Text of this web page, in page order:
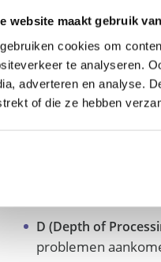
website maakt gebruik
cookies om
te analyseren.
adverteren en analyse.
of die ze hebben
De High
behoefte aan
tegelijkertijd
behoefte aan
DE 4
Om hoogsensitiviteit
herkennen waar
D (Depth of
problemen